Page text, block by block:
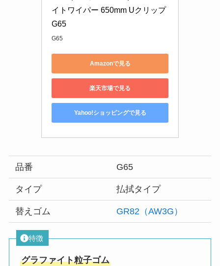
イトワイパー 650mm Uクリップ
G65
G65
Amazonで見る
楽天市場で見る
Yahoo!ショッピングで見る
品番 G65
タイプ 払拭タイプ
替えゴム GR82（AW3G）
特徴
グラファイト粒子ゴム